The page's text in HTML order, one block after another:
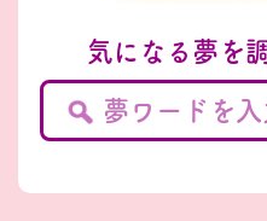
気になる夢を